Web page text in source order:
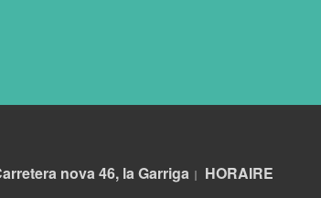
nova 46, la Garriga HORAIRE